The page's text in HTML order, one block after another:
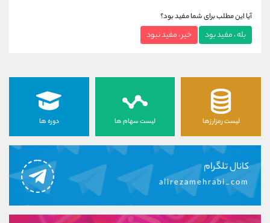
آیا این مطلب برای شما مفید بود؟
بله ، مفید بود خیر ، مفید نبود
لیست رمزارزها لیست سهام ها دوره ها
کانال تلگرام
alirezamehrabi_com